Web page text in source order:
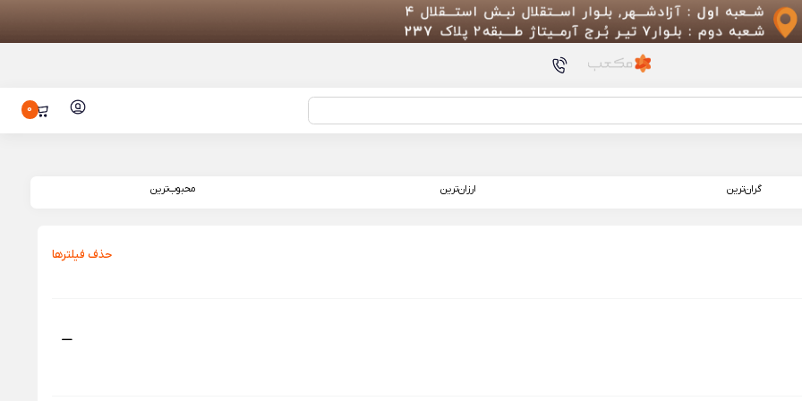
محصولات پیشنهادی
هدست بیسیم جی بی ال مدل JBL Tune
0
گران‌ترین ارزان‌ترین محبوب‌ترین
حذف فیلتر‌ها